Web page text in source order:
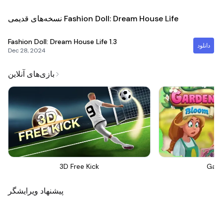
نسخه‌های قدیمی Fashion Doll: Dream House Life
Fashion Doll: Dream House Life 1.3
Dec 28, 2024
دانلود
بازی‌های آنلاین
3D Free Kick
پیشنهاد ویرایشگر